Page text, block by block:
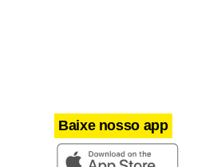
Baixe nosso app